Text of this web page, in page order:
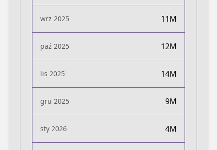
wrz 2025 11M
paź 2025 12M
lis 2025 14M
gru 2025 9M
sty 2026 4M